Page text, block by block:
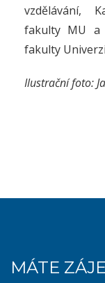
vzdělávání,
fakulty MU a
fakulty
Ilustrační foto:
MÁTE